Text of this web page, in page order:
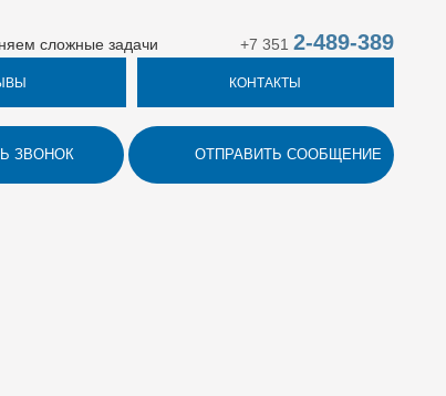
сложные задачи +7 351 2-489-389
КОНТАКТЫ
ЗВОНОК ОТПРАВИТЬ СООБЩЕНИЕ